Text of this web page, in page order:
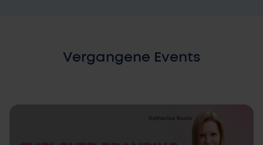
Vergangene Events